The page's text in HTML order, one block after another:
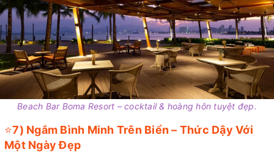
Beach Bar Boma Resort – cocktail & hoàng hôn tuyệt đẹp.
⭐7) Ngắm Bình Minh Trên Biển – Thức Dậy Với
Một Ngày Đẹp